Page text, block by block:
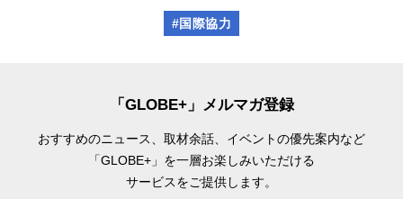
#国際協力
「GLOBE+」メルマガ登録
おすすめのニュース、取材余話、 イベントの優先案内など
「GLOBE+」を一層お楽しみいただける
サービスをご提供します。